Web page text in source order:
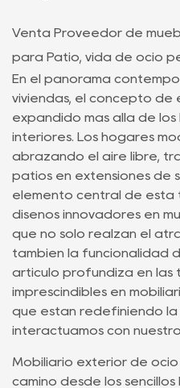
Venta Proveedor de
para Patio, vida de ocio
En el panorama
viviendas, el concepto de
expandido más allá de
interiores. Los hogares
abrazando el aire libre,
patios en extensiones de
elemento central de esta
diseños innovadores en
que no sólo realzan el
también la funcionalidad
artículo profundiza en las
imprescindibles en
que están redefiniendo
interactuamos con
Mobiliario exterior de ocio
camino desde los